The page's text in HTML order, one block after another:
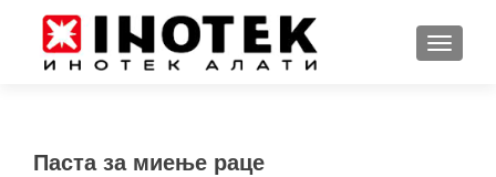
Паста за миење раце